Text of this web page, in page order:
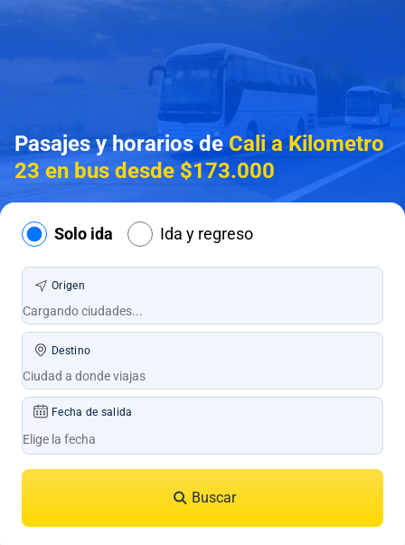
Pasajes y horarios deCali a Kilometro
23 en bus desde $173.000
Solo ida Ida y regreso
Origen
Destino
Fecha de salida
Buscar